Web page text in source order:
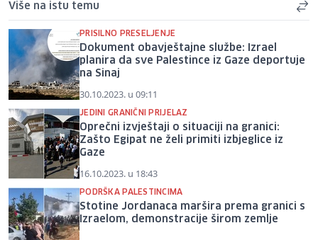
Više na istu temu
PRISILNO PRESELJENJE
Dokument obavještajne službe: Izrael
planira da sve Palestince iz Gaze deportuje
na Sinaj
30.10.2023. u 09:11
JEDINI GRANIČNI PRIJELAZ
Oprečni izvještaji o situaciji na granici:
Zašto Egipat ne želi primiti izbjeglice iz
Gaze
16.10.2023. u 18:43
PODRŠKA PALESTINCIMA
Stotine Jordanaca maršira prema granici s
Izraelom, demonstracije širom zemlje